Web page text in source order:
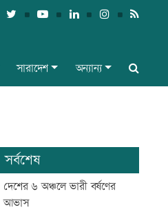
সারাদেশ অন্যান্য
সর্বশেষ
দেশের ৬ অঞ্চলে ভারী বর্ষণের
আভাস